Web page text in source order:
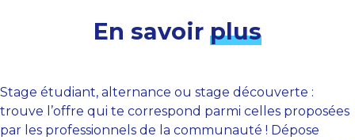
En savoir plus
Stage étudiant, alternance ou stage découverte :
trouve l’offre qui te correspond parmi celles proposées
par les professionnels de la communauté ! Dépose